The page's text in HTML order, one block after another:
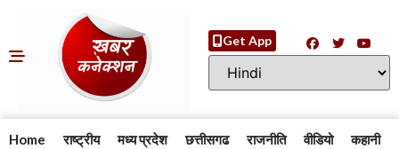
Get App
Home राष्ट्रीय मध्य प्रदेश छत्तीसगढ राजनीति वीडियो कहानी